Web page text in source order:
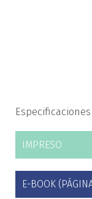
Estudios
Estudios
IMPRESO
E-BOOK